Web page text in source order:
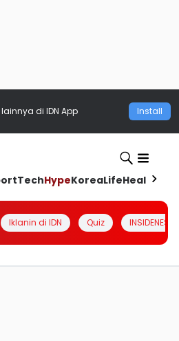
lainnya di IDN App Install
TechHypeKoreaLifeHealth
Iklanin di IDN Quiz INSIDENESIA